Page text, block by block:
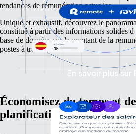
tendances de rémunération actuelles.
Unique et exhaustif, découvrez le
constitué à partir des informations solides
base de données sur le montant de la
postes à travers le monde.
En savoir plus sur
Économisez du temps et
planification de la